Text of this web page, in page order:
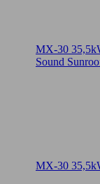
MX-30
Sound
MX-30